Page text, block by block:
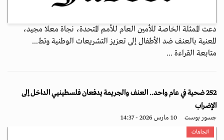
دعت الممثلة الخاصة للأمين العام للأمم المتحدة، نجاة معلا مجيد،
المعنية بالعنف ضد الأطفال إلى تعزيز التشريعات الوطنية وتط...
متابعة القراءة ...
252 ضحية في عام واحد.. العنف والجريمة يدفعان فلسطينيي الداخل إلى
الإضراب
جسور بوست 10 مارس 2026 - 14:37
اتجاهات